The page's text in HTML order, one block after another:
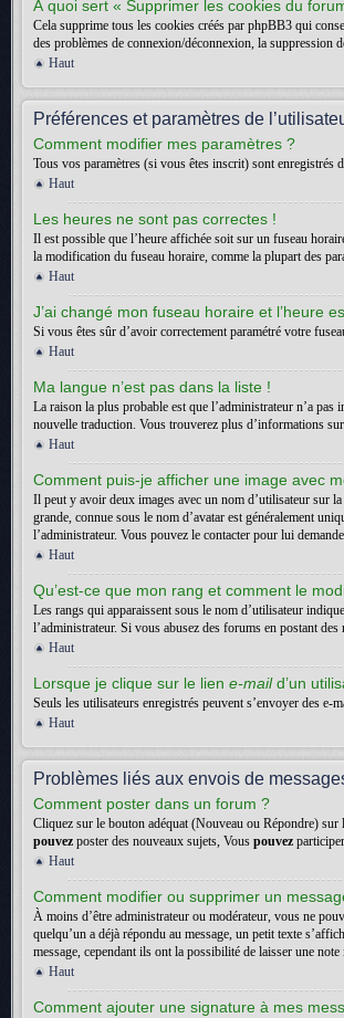
À quoi sert « Supprimer les cookies du
Cela supprime tous les cookies créés par phpBB3 qui
des problèmes de connexion/déconnexion, la suppression
Haut
Préférences et paramètres de
Comment modifier mes paramètres ?
Tous vos paramètres (si vous êtes inscrit) sont
Haut
Les heures ne sont pas correctes !
Il est possible que l’heure affichée soit sur un fuseau
la modification du fuseau horaire, comme la plupart des
Haut
J’ai changé mon fuseau horaire et l’heure
Si vous êtes sûr d’avoir correctement paramétré votre
Haut
Ma langue n’est pas dans la liste !
La raison la plus probable est que l’administrateur n’a
nouvelle traduction. Vous trouverez plus d’informations
Haut
Comment puis-je afficher une image avec
Il peut y avoir deux images avec un nom d’utilisateur sur
grande, connue sous le nom d’avatar est généralement
l’administrateur. Vous pouvez le contacter pour lui
Haut
Qu’est-ce que mon rang et comment le
Les rangs qui apparaissent sous le nom d’utilisateur
l’administrateur. Si vous abusez des forums en postant
Haut
Lorsque je clique sur le lien e-maild’un
Seuls les utilisateurs enregistrés peuvent s’envoyer des
Haut
Problèmes liés aux envois de
Comment poster dans un forum ?
Cliquez sur le bouton adéquat (Nouveau ou Répondre) sur
pouvez poster des nouveaux sujets, Vous pouvez
Haut
Comment modifier ou supprimer un
À moins d’être administrateur ou modérateur, vous ne
quelqu’un a déjà répondu au message, un petit texte
message, cependant ils ont la possibilité de laisser une
Haut
Comment ajouter une signature à mes